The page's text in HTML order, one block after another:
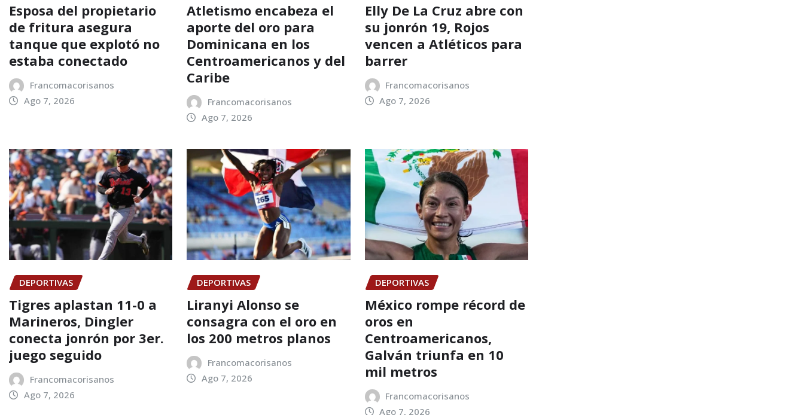
Esposa del propietario
de fritura asegura
tanque que explotó no
estaba conectado
Francomacorisanos
Ago 7, 2026
Atletismo encabeza el
aporte del oro para
Dominicana en los
Centroamericanos y del
Caribe
Francomacorisanos
Ago 7, 2026
Elly De La Cruz abre con
su jonrón 19, Rojos
vencen a Atléticos para
barrer
Francomacorisanos
Ago 7, 2026
DEPORTIVAS
Tigres aplastan 11-0 a
Marineros, Dingler
conecta jonrón por 3er.
juego seguido
Francomacorisanos
Ago 7, 2026
DEPORTIVAS
Liranyi Alonso se
consagra con el oro en
los 200 metros planos
Francomacorisanos
Ago 7, 2026
DEPORTIVAS
México rompe récord de
oros en
Centroamericanos,
Galván triunfa en 10
mil metros
Francomacorisanos
Ago 7, 2026